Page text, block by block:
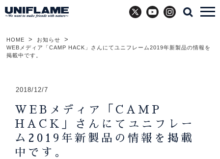
X YouTubeInstagram
HOME
お知らせ
WEBメディア「CAMP HACK」さんにてユニフレーム2019年新製品の情報を
掲載中です。
2018/12/7
WEBメディア「CAMP
HACK」さんにてユニフレー
ム2019年新製品の情報を掲載
中です。